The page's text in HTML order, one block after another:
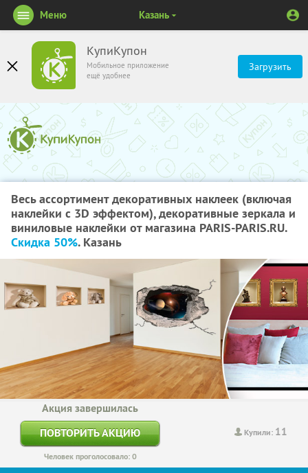
КупиКупон
Мобильное приложение
ещё удобнее
Загрузить
Меню Казань
Весь ассортимент декоративных наклеек (включая
наклейки с 3D эффектом), декоративные зеркала и
виниловые наклейки от магазина PARIS-PARIS.RU.
Скидка 50%. Казань
Купили: 11
Акция завершилась
ПОВТОРИТЬ АКЦИЮ
Человек проголосовало: 0